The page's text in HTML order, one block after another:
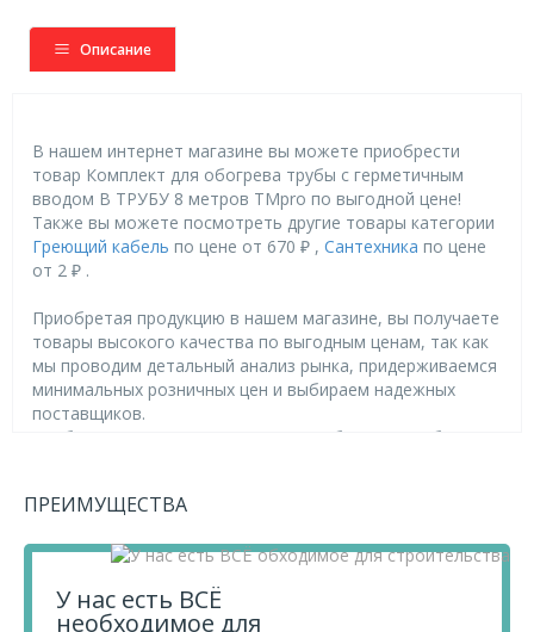
Описание
В нашем интернет магазине вы можете приобрести
товар Комплект для обогрева трубы c герметичным
вводом В ТРУБУ 8 метров TMpro по выгодной цене!
Также вы можете посмотреть другие товары категории
Греющий кабель по цене от 670 ₽ , Сантехника по цене
от 2 ₽ .
Приобретая продукцию в нашем магазине, вы получаете
товары высокого качества по выгодным ценам, так как
мы проводим детальный анализ рынка, придерживаемся
минимальных розничных цен и выбираем надежных
поставщиков.
Чтобы купить товар Комплект для обогрева трубы c
Если у вас остались вопросы, вы можете задать их по
сайте.
ПРЕИМУЩЕСТВА
У нас есть ВСЁ
необходимое для